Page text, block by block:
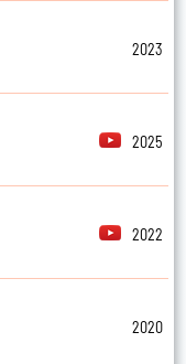
2023
2025
2022
2020